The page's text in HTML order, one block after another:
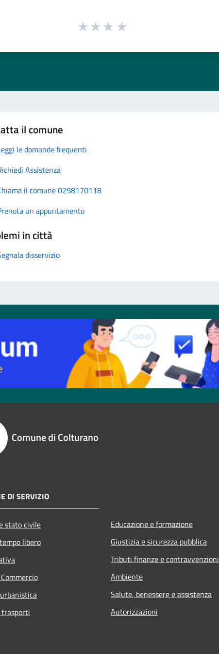
il comune
le domande frequenti
Assistenza
il comune 0298170118
un appuntamento
in città
disservizio
Comune di Colturano
DI SERVIZIO
stato civile
libero
Educazione e formazione
Giustizia e sicurezza pubblica
Tributi,finanze e contravvenzioni
Ambiente
Salute, benessere e assistenza
Autorizzazioni